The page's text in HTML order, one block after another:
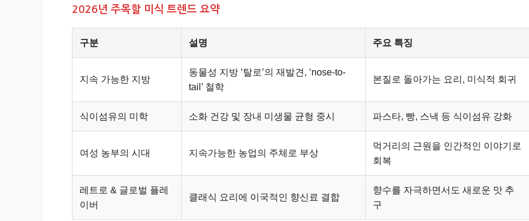
2026년 주목할 미식 트렌드 요약
구분 설명 주요 특징
지속 가능한 지방
동물성 지방 ‘탈로’의 재발견, ‘nose-to-
tail’ 철학
본질로 돌아가는 요리, 미식적 회귀
식이섬유의 미학 소화 건강 및 장내 미생물 균형 중시 파스타, 빵, 스낵 등 식이섬유 강화
여성 농부의 시대 지속가능한 농업의 주체로 부상
먹거리의 근원을 인간적인 이야기로
회복
레트로 & 글로벌 플레
이버
클래식 요리에 이국적인 향신료 결합
향수를 자극하면서도 새로운 맛 추
구